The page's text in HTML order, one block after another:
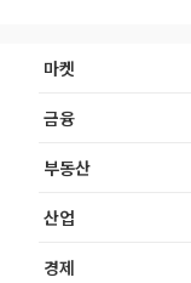
마켓
금융
부동산
산업
경제